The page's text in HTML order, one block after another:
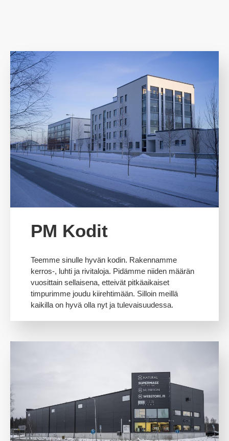
PM Kodit
Teemme sinulle hyvän kodin. Rakennamme
kerros-, luhti ja rivitaloja. Pidämme niiden määrän
vuosittain sellaisena, etteivät pitkäaikaiset
timpurimme joudu kiirehtimään. Silloin meillä
kaikilla on hyvä olla nyt ja tulevaisuudessa.